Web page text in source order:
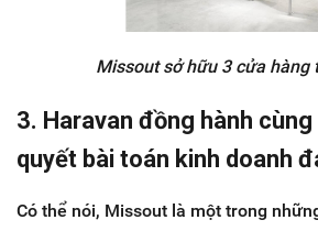
Missout sở hữu 3 cửa hàng
3. Haravan đồng hành
quyết bài toán kinh doanh
Có thể nói, Missout là một trong